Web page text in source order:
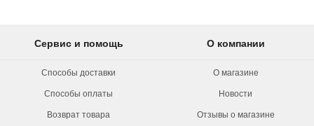
Сервис и помощь
Способы доставки
Способы оплаты
Возврат товара
О компании
О магазине
Новости
Отзывы о магазине